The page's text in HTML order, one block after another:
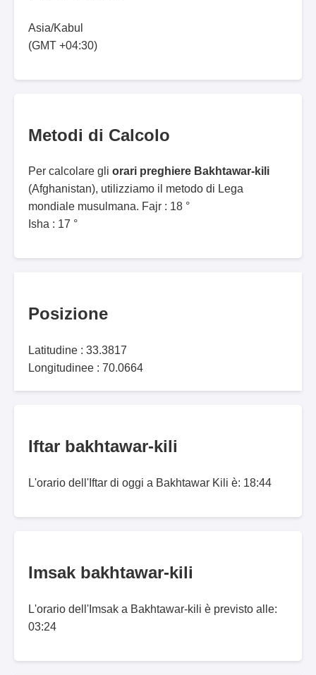
Asia/Kabul
(GMT +04:30)
Metodi di Calcolo
Per calcolare gli orari preghiere Bakhtawar-kili
(Afghanistan), utilizziamo il metodo di Lega
mondiale musulmana. Fajr : 18 °
Isha : 17 °
Posizione
Latitudine : 33.3817
Longitudinee : 70.0664
Iftar bakhtawar-kili
L'orario dell'Iftar di oggi a Bakhtawar Kili è: 18:44
Imsak bakhtawar-kili
L'orario dell'Imsak a Bakhtawar-kili è previsto alle:
03:24